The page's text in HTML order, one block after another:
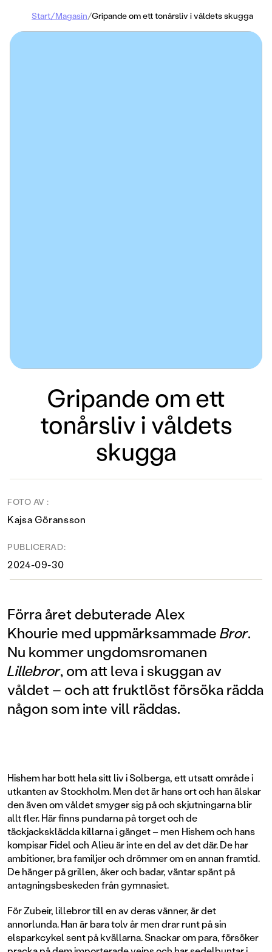
Start/Magasin/Gripande om ett tonårsliv i våldets skugga
Gripande om ett
tonårsliv i våldets
skugga
FOTO AV :
Kajsa Göransson
PUBLICERAD:
2024-09-30
Förra året debuterade Alex
Khourie med uppmärksammadeBror.
Nu kommer ungdomsromanen
Lillebror, om att leva i skuggan av
våldet – och att fruktlöst försöka rädda
någon som inte vill räddas.
Hishem har bott hela sitt liv i Solberga, ett utsatt område i
utkanten av Stockholm. Men det är hans ort och han älskar
den även om våldet smyger sig på och skjutningarna blir
allt fler. Här finns pundarna på torget och de
täckjacksklädda killarna i gänget – men Hishem och hans
kompisar Fidel och Alieu är inte en del av det där. De har
ambitioner, bra familjer och drömmer om en annan framtid.
De hänger på grillen, åker och badar, väntar spänt på
antagningsbeskeden från gymnasiet.
För Zubeir, lillebror till en av deras vänner, är det
annorlunda. Han är bara tolv år men drar runt på sin
elsparkcykel sent på kvällarna. Snackar om para, försöker